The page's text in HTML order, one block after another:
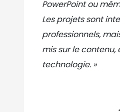
PowerPoint ou
Les projets sont
professionnels,
mis sur le contenu,
technologie. »